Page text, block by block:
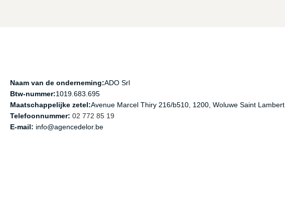
Naam van de onderneming:ADO Srl
Btw-nummer:1019.683.695
Maatschappelijke zetel:Avenue Marcel Thiry 216/b510, 1200, Woluwe Saint Lambert
Telefoonnummer: 02 772 85 19
E-mail: info@agencedelor.be